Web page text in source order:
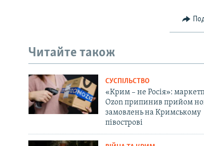
Читайте також
СУСПІЛЬСТВО
«Крим – не Росія»:
Ozon припинив прийом
замовлень на Кримському
півострові